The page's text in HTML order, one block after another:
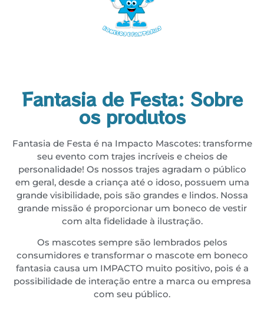
Fantasia de Festa: Sobre
os produtos
Fantasia de Festa é na Impacto Mascotes: transforme
seu evento com trajes incríveis e cheios de
personalidade! Os nossos trajes agradam o público
em geral, desde a criança até o idoso, possuem uma
grande visibilidade, pois são grandes e lindos. Nossa
grande missão é proporcionar um boneco de vestir
com alta fidelidade à ilustração.
Os mascotes sempre são lembrados pelos
consumidores e transformar o mascote em boneco
fantasia causa um IMPACTO muito positivo, pois é a
possibilidade de interação entre a marca ou empresa
com seu público.